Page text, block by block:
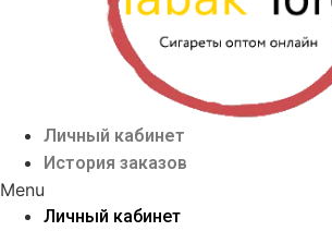
Личный кабинет
История заказов
Menu
Личный кабинет